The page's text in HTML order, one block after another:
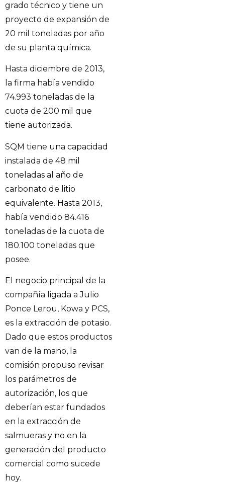
grado técnico y tiene un
proyecto de expansión de
20 mil toneladas por año
de su planta química.
Hasta diciembre de 2013,
la firma había vendido
74.993 toneladas de la
cuota de 200 mil que
tiene autorizada.
SQM tiene una capacidad
instalada de 48 mil
toneladas al año de
carbonato de litio
equivalente. Hasta 2013,
había vendido 84.416
toneladas de la cuota de
180.100 toneladas que
posee.
El negocio principal de la
compañía ligada a Julio
Ponce Lerou, Kowa y PCS,
es la extracción de potasio.
Dado que estos productos
van de la mano, la
comisión propuso revisar
los parámetros de
autorización, los que
deberían estar fundados
en la extracción de
salmueras y no en la
generación del producto
comercial como sucede
hoy.